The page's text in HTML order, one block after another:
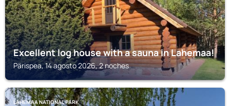
Excellent log house with a sauna in Lahemaa!
Pärispea, 14 agosto 2026, 2 noches
LAHEMAA NATIONAL PARK